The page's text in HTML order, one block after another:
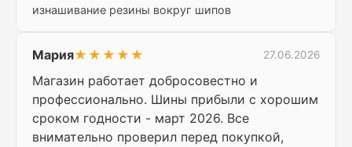
изнашивание резины вокруг шипов
Мария★★★★★ 27.06.2026
Магазин работает добросовестно и
профессионально. Шины прибыли с хорошим
сроком годности - март 2026. Все
внимательно проверил перед покупкой,